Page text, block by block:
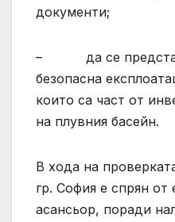
документи;
– да се
безопасна
които са част от
на плувния басейн.
В хода на
гр. София e спрян от
асансьор, поради